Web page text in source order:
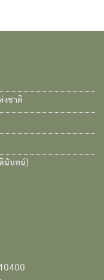
งชาติ
นันทน์)